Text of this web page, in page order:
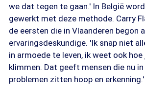
we dat tegen te gaan.' In België
gewerkt met deze methode. Carry
de eersten die in Vlaanderen begon
ervaringsdeskundige. 'Ik snap niet
in armoede te leven, ik weet ook hoe
klimmen. Dat geeft mensen die nu
problemen zitten hoop en erkenning.'